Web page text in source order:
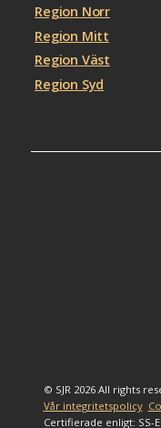
Region Norr
Region Mitt
Region Väst
Region Syd
© SJR 2026 All rights
Vår integritetspolicy
Certifierade enligt: SS-